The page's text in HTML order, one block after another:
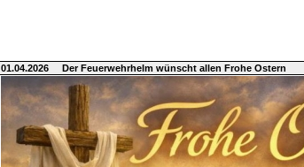
01.04.2026 Der Feuerwehrhelm wünscht allen Frohe Ostern